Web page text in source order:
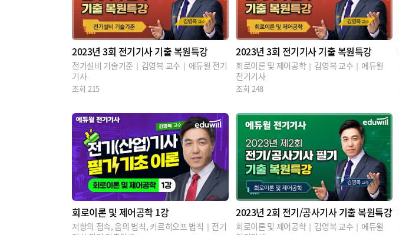
2023년 3회 전기기사 기출 복원특강
전기설비 기술기준｜김영복 교수｜에듀윌 전기
기사
조회215
2023년 3회 전기기사 기출 복원특강
회로이론 및 제어공학｜김영복 교수｜에듀윌
전기기사
조회248
회로이론 및 제어공학 1강
저항의 접속, 옴의 법칙, 키르히오프 법칙｜전기
2023년 2회 전기/공사기사 기출 복원특강
회로이론 및 제어공학｜김영복 교수｜에듀윌